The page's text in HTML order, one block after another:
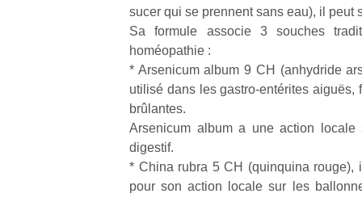
sucer qui se prennent sans eau), il peut
Sa formule associe 3 souches
homéopathie :
* Arsenicum album 9 CH (anhydride
utilisé dans les gastro-entérites aiguës,
brûlantes.
Arsenicum album a une action locale
digestif.
* China rubra 5 CH (quinquina rouge),
pour son action locale sur les
une
trottinette
mécanique
trampolines
grands et
les petits !